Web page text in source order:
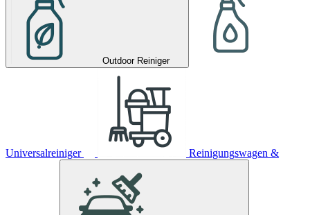
Outdoor Reiniger
Universalreiniger Reinigungswagen &